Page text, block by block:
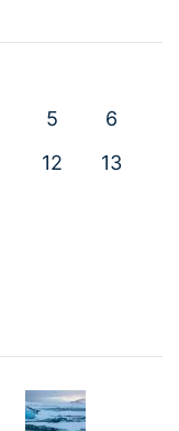
5
6
12
13